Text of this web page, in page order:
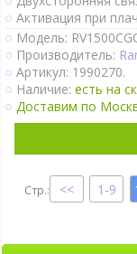
Активация при
Датчик движения.
Датчик качества
Слежение за
Термометр.
Гигрометр.
Колыбельные
Поворот камеры
Крепление на
Ночное видение.
Интернет-доступ
Модель:
Производитель:
Артикул: 1990270.
Наличие:есть на
Доставим по
1-9